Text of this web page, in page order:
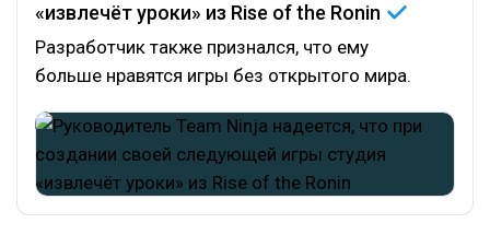
«извлечёт уроки» из Rise of the Ronin
Разработчик также признался, что ему
больше нравятся игры без открытого мира.